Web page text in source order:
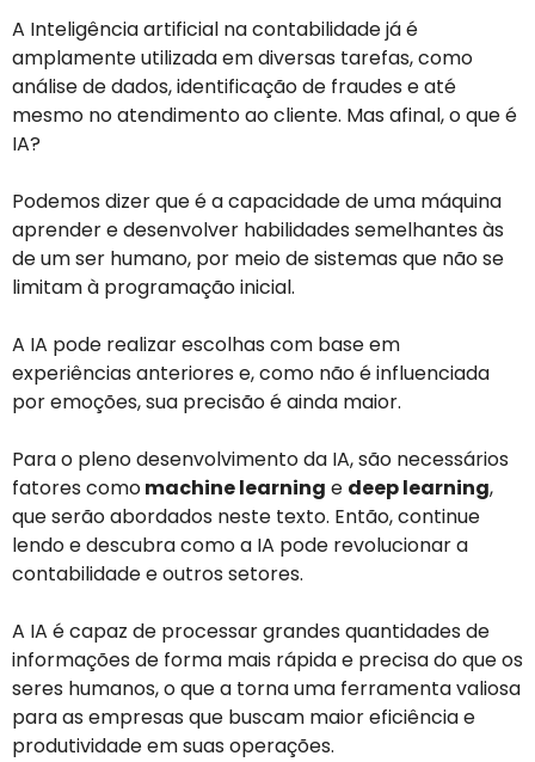
A Inteligência artificial na contabilidade já é
amplamente utilizada em diversas tarefas, como
análise de dados, identificação de fraudes e até
mesmo no atendimento ao cliente. Mas afinal, o que é
IA?
Podemos dizer que é a capacidade de uma máquina
aprender e desenvolver habilidades semelhantes às
de um ser humano, por meio de sistemas que não se
limitam à programação inicial.
A IA pode realizar escolhas com base em
experiências anteriores e, como não é influenciada
por emoções, sua precisão é ainda maior.
Para o pleno desenvolvimento da IA, são necessários
fatores comomachine learning e deep learning,
que serão abordados neste texto. Então, continue
lendo e descubra como a IA pode revolucionar a
contabilidade e outros setores.
A IA é capaz de processar grandes quantidades de
informações de forma mais rápida e precisa do que os
seres humanos, o que a torna uma ferramenta valiosa
para as empresas que buscam maior eficiência e
produtividade em suas operações.